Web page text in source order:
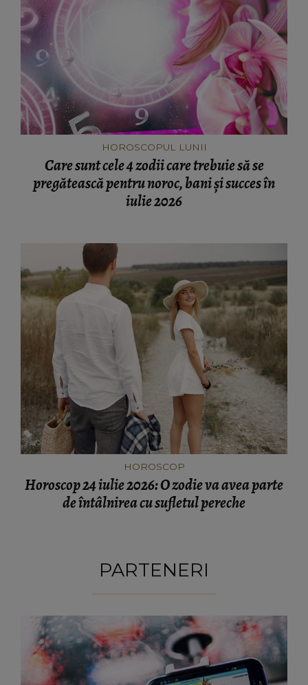
HOROSCOPUL LUNII
Care sunt cele 4 zodii care trebuie să se
pregătească pentru noroc, bani și succes în
iulie 2026
HOROSCOP
Horoscop 24 iulie 2026: O zodie va avea parte
de întâlnirea cu sufletul pereche
PARTENERI